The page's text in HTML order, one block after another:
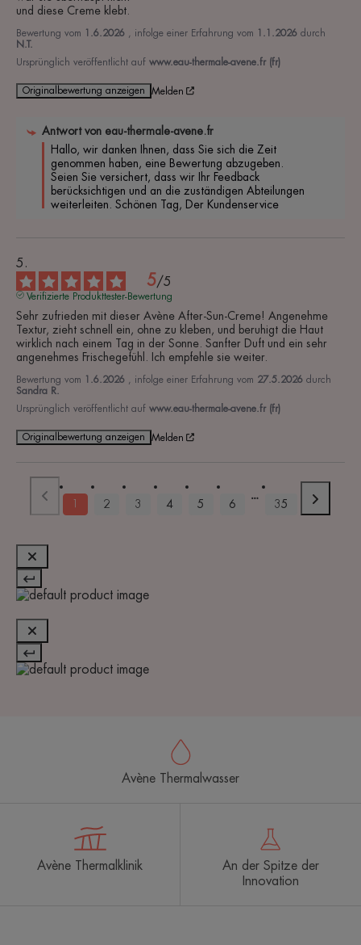
und diese Creme klebt.
Bewertung vom 1.6.2026 , infolge einer Erfahrung vom 1.1.2026 durch
N.T.
Ursprünglich veröffentlicht auf www.eau-thermale-avene.fr (fr)
Originalbewertung anzeigen Melden
Antwort von eau-thermale-avene.fr
Hallo, wir danken Ihnen, dass Sie sich die Zeit
genommen haben, eine Bewertung abzugeben.
Seien Sie versichert, dass wir Ihr Feedback
berücksichtigen und an die zuständigen Abteilungen
weiterleiten. Schönen Tag, Der Kundenservice
5/5
Verifizierte Produkttester-Bewertung
Sehr zufrieden mit dieser Avène After-Sun-Creme! Angenehme
Textur, zieht schnell ein, ohne zu kleben, und beruhigt die Haut
wirklich nach einem Tag in der Sonne. Sanfter Duft und ein sehr
angenehmes Frischegefühl. Ich empfehle sie weiter.
Bewertung vom 1.6.2026 , infolge einer Erfahrung vom 27.5.2026 durch
Sandra R.
Ursprünglich veröffentlicht auf www.eau-thermale-avene.fr (fr)
Originalbewertung anzeigen Melden
2 3 4 5 6 35
Avène Thermalwasser
Avène Thermalklinik
An der Spitze der
Innovation